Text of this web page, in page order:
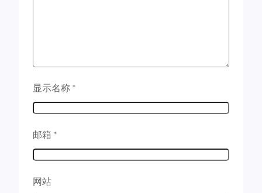
显示名称 *
邮箱 *
网站